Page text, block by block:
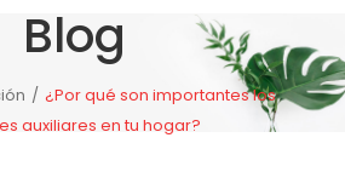
Blog
/ ¿Por qué son importantes los
auxiliares en tu hogar?